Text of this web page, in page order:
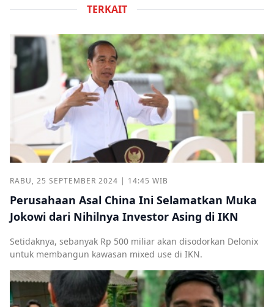
TERKAIT
RABU, 25 SEPTEMBER 2024 | 14:45 WIB
Perusahaan Asal China Ini Selamatkan Muka
Jokowi dari Nihilnya Investor Asing di IKN
Setidaknya, sebanyak Rp 500 miliar akan disodorkan Delonix
untuk membangun kawasan mixed use di IKN.